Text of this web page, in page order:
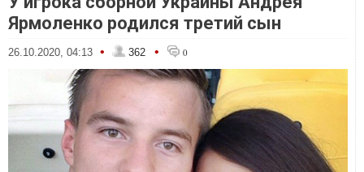
Ярмоленко родился третий сын
26.10.2020, 04:13 • 362 • 0